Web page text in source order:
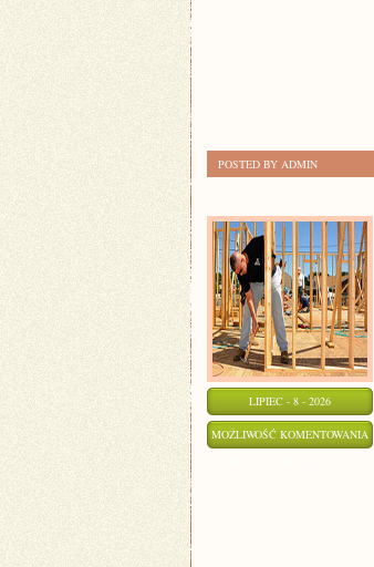
POSTED BY ADMIN
LIPIEC - 8 - 2026
MOŻLIWOŚĆ KOMENTOWANIA